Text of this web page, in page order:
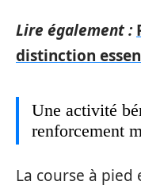
Lire également :
distinction
Une activité
renforcement
La course à